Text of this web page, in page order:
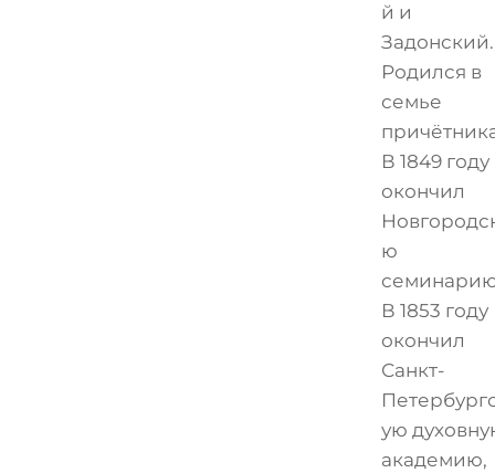
й и
Задонский.
Родился в
семье
В 1849 году
окончил
ю
В 1853 году
окончил
Санкт-
ую
академию,